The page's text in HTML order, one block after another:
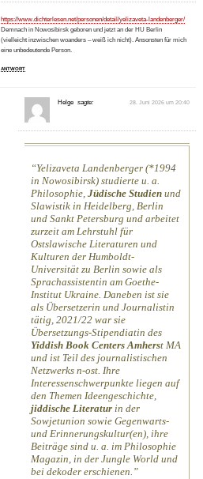
https://www.dichterlesen.net/personen/detail/yelizaveta-landenberger/
Demnach in Nowosibirsk geboren und jetzt an der HU Berlin
(vielleicht inzwischen woanders – weiß ich nicht). Ansonsten für mich
eine unbedeutende Person.
ANTWORT
Helge sagte: 28. Juni 2026 um 20:40
Yelizaveta Landenberger (*1994
in Nowosibirsk) studierte u. a.
Philosophie,Jüdische Studien und
Slawistik in Heidelberg, Berlin
und Sankt Petersburg und arbeitet
zurzeit am Lehrstuhl für
Ostslawische Literaturen und
Kulturen der Humboldt-
Universität zu Berlin sowie als
Sprachassistentin am Goethe-
Institut Ukraine. Daneben ist sie
als Übersetzerin und Journalistin
tätig, 2021/22 war sie
Übersetzungs-Stipendiatin des
Yiddish Book Centers Amherst MA
und ist Teil des journalistischen
Netzwerks n-ost. Ihre
Interessenschwerpunkte liegen auf
den Themen Ideengeschichte,
jiddische Literatur in der
Sowjetunion sowie Gegenwarts-
und Erinnerungskultur(en), ihre
Beiträge sind u. a. im Philosophie
Magazin, in der Jungle World und
bei dekoder erschienen.